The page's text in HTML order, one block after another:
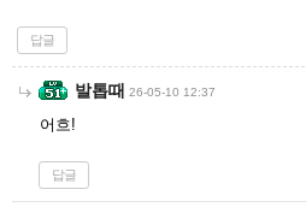
답글
발톱때 26-05-10 12:37
어흐!
답글